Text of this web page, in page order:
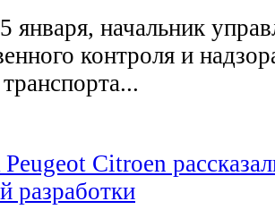
января, начальник
контроля и
Citroen
разработки